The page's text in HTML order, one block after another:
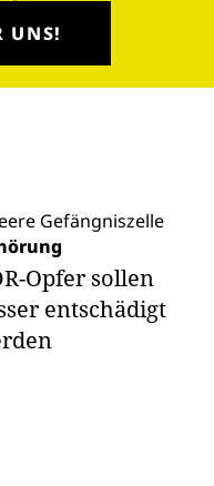
UNS!
Opfer sollen
entschädigt